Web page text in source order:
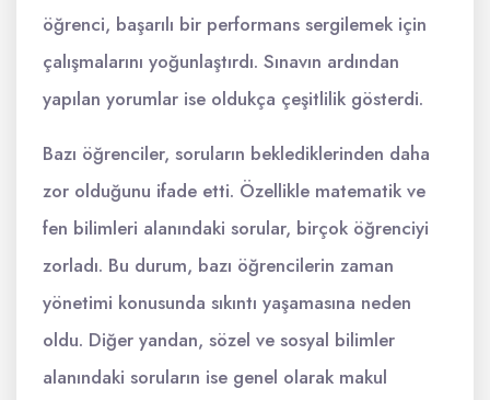
öğrenci, başarılı bir performans sergilemek için
çalışmalarını yoğunlaştırdı. Sınavın ardından
yapılan yorumlar ise oldukça çeşitlilik gösterdi.
Bazı öğrenciler, soruların beklediklerinden daha
zor olduğunu ifade etti. Özellikle matematik ve
fen bilimleri alanındaki sorular, birçok öğrenciyi
zorladı. Bu durum, bazı öğrencilerin zaman
yönetimi konusunda sıkıntı yaşamasına neden
oldu. Diğer yandan, sözel ve sosyal bilimler
alanındaki soruların ise genel olarak makul